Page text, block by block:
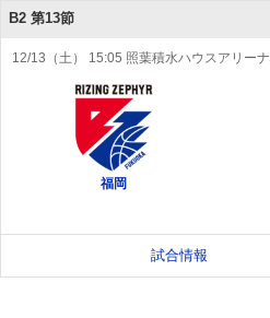
B2 第13節
12/13（土） 15:05 照葉積水ハウスアリーナ
福岡
試合情報